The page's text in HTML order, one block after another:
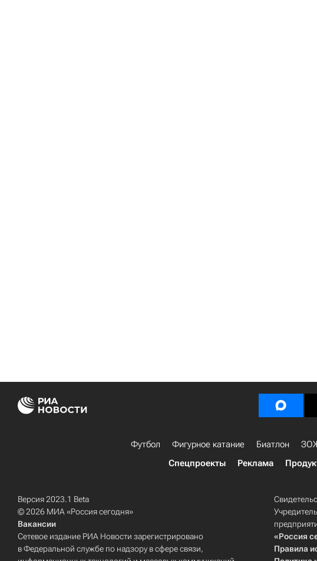
Футбол Фигурное катание Биатлон
Спецпроекты
Реклама
Версия 2023.1 Beta
© 2026 МИА «Россия сегодня»
Вакансии
Сетевое издание РИА Новости зарегистрировано
в Федеральной службе по надзору в сфере связи,
«Россия
Правила